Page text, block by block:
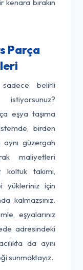
kenara bırakın
Parça
belirli
eşya taşıma
birden
güzergah
maliyetleri
takımı,
yükleriniz için
kalmazsınız.
eşyalarınız
adresindeki
da aynı
sunmaktayız.